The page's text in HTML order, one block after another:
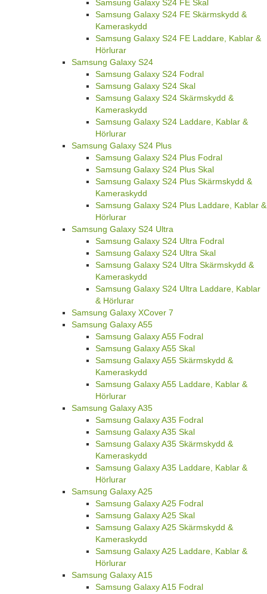
Samsung Galaxy S24 FE Skal
Samsung Galaxy S24 FE Skärmskydd &
Kameraskydd
Samsung Galaxy S24 FE Laddare, Kablar &
Hörlurar
Samsung Galaxy S24
Samsung Galaxy S24 Fodral
Samsung Galaxy S24 Skal
Samsung Galaxy S24 Skärmskydd &
Kameraskydd
Samsung Galaxy S24 Laddare, Kablar &
Hörlurar
Samsung Galaxy S24 Plus
Samsung Galaxy S24 Plus Fodral
Samsung Galaxy S24 Plus Skal
Samsung Galaxy S24 Plus Skärmskydd &
Kameraskydd
Samsung Galaxy S24 Plus Laddare, Kablar &
Hörlurar
Samsung Galaxy S24 Ultra
Samsung Galaxy S24 Ultra Fodral
Samsung Galaxy S24 Ultra Skal
Samsung Galaxy S24 Ultra Skärmskydd &
Kameraskydd
Samsung Galaxy S24 Ultra Laddare, Kablar
& Hörlurar
Samsung Galaxy XCover 7
Samsung Galaxy A55
Samsung Galaxy A55 Fodral
Samsung Galaxy A55 Skal
Samsung Galaxy A55 Skärmskydd &
Kameraskydd
Samsung Galaxy A55 Laddare, Kablar &
Hörlurar
Samsung Galaxy A35
Samsung Galaxy A35 Fodral
Samsung Galaxy A35 Skal
Samsung Galaxy A35 Skärmskydd &
Kameraskydd
Samsung Galaxy A35 Laddare, Kablar &
Hörlurar
Samsung Galaxy A25
Samsung Galaxy A25 Fodral
Samsung Galaxy A25 Skal
Samsung Galaxy A25 Skärmskydd &
Kameraskydd
Samsung Galaxy A25 Laddare, Kablar &
Hörlurar
Samsung Galaxy A15
Samsung Galaxy A15 Fodral